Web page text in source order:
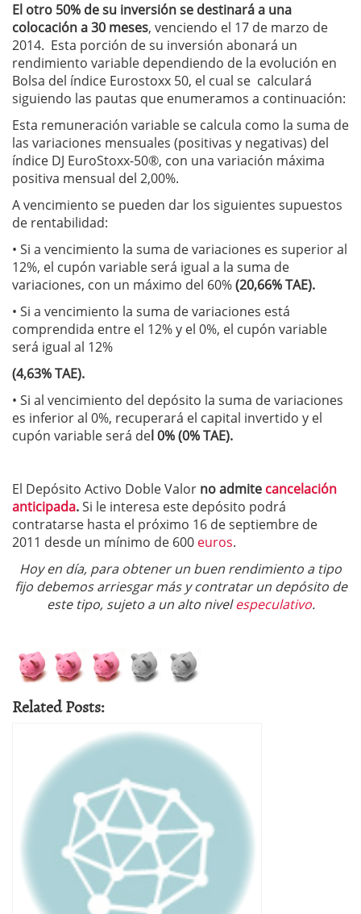
El otro 50% de su inversión se destinará a una
colocación a 30 meses, venciendo el 17 de marzo de
2014. Esta porción de su inversión abonará un
rendimiento variable dependiendo de la evolución en
Bolsa del índice Eurostoxx 50, el cual se calculará
siguiendo las pautas que enumeramos a continuación:
Esta remuneración variable se calcula como la suma de
las variaciones mensuales (positivas y negativas) del
índice DJ EuroStoxx-50®, con una variación máxima
positiva mensual del 2,00%.
A vencimiento se pueden dar los siguientes supuestos
de rentabilidad:
• Si a vencimiento la suma de variaciones es superior al
12%, el cupón variable será igual a la suma de
variaciones, con un máximo del 60%(20,66% TAE).
• Si a vencimiento la suma de variaciones está
comprendida entre el 12% y el 0%, el cupón variable
será igual al 12%
(4,63% TAE).
• Si al vencimiento del depósito la suma de variaciones
es inferior al 0%, recuperará el capital invertido y el
cupón variable será del 0% (0% TAE).
El Depósito Activo Doble Valor no admite cancelación
anticipada.Si le interesa este depósito podrá
contratarse hasta el próximo 16 de septiembre de
2011 desde un mínimo de 600 euros.
Hoy en día, para obtener un buen rendimiento a tipo
fijo debemos arriesgar más y contratar un depósito de
este tipo, sujeto a un alto nivelespeculativo.
Related Posts: